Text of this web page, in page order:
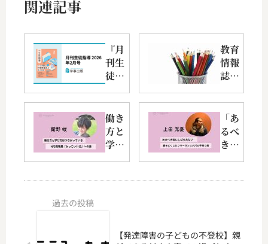
関連記事
『月
刊生
徒指
2026
年2
月
号』
（学
版）
ュー
教育
情報
誌
リー
ム・
ナ
ビ」
さま
年10
働き
方と
学び
がっ
高職
「あ
るべ
き姿
にし
れな
した
【発達障害の子どもの不登校】親